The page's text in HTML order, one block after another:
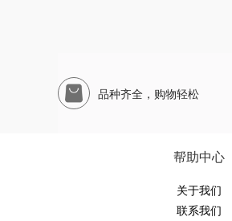
品种齐全，购物轻松
帮助中心
关于我们
联系我们